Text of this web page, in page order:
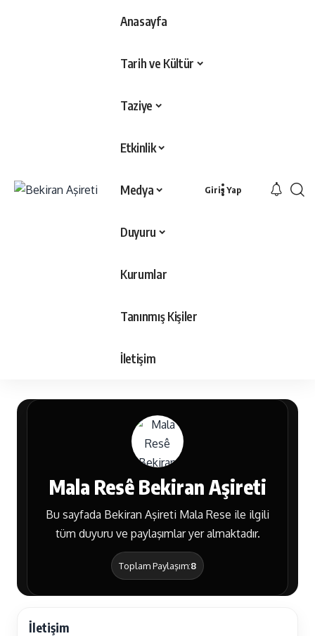
Anasayfa
Tarih ve Kültür
Taziye
Etkinlik
Medya
Duyuru
Kurumlar
Tanınmış Kişiler
İletişim
Giriş Yap
Mala Resê Bekiran Aşireti
Bu sayfada Bekiran Aşireti Mala Rese ile ilgili
tüm duyuru ve paylaşımlar yer almaktadır.
Toplam Paylaşım:8
İletişim